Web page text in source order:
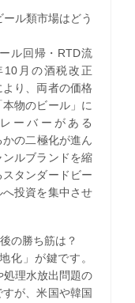
ル類市場はどう
ル回帰・RTD流
月の酒税改正
より、両者の価格
物のビール」に
ーバーがある
かの二極化が進ん
ルブランドを縮
タンダードビー
投資を集中させ
の勝ち筋は？
化」が鍵です。
処理水放出問題の
が、米国や韓国